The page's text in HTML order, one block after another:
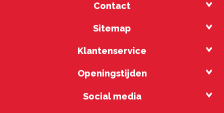
Contact
Sitemap
Klantenservice
Openingstijden
Social media